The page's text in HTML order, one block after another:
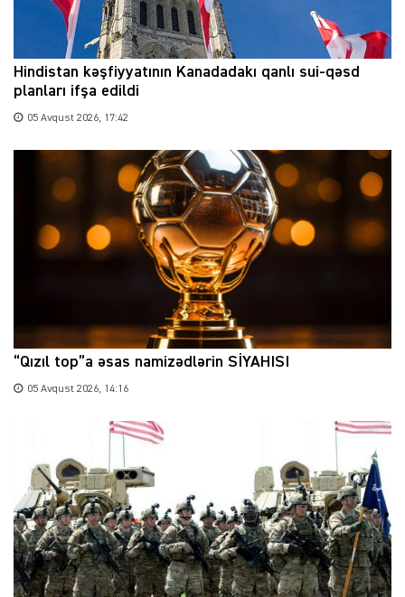
Hindistan kəşfiyyatının Kanadadakı qanlı sui-qəsd
planları ifşa edildi
05 Avqust 2026, 17:42
“Qızıl top”a əsas namizədlərin SİYAHISI
05 Avqust 2026, 14:16